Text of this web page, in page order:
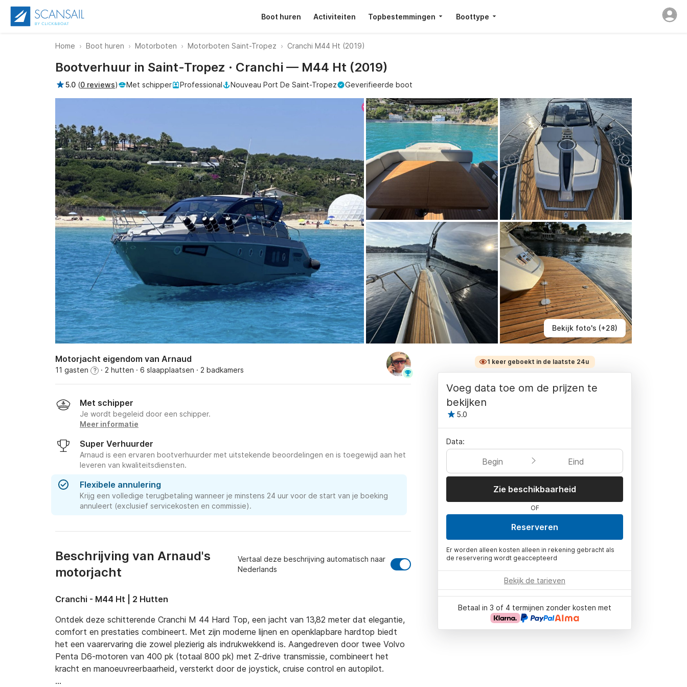
Boot huren Activiteiten Topbestemmingen Boottype
Home Boot huren Motorboten Motorboten Saint-Tropez Cranchi M44 Ht (2019)
Bekijk foto's (+28)
Bootverhuur in Saint-Tropez · Cranchi — M44 Ht (2019)
5.0 (0 reviews) Met schipper Professional Nouveau Port De Saint-Tropez Geverifieerde boot
Motorjacht eigendom van Arnaud
11 gasten ? · 2 hutten · 6 slaapplaatsen · 2 badkamers
Met schipper
Je wordt begeleid door een schipper.
Meer informatie
Super Verhuurder
Arnaud is een ervaren bootverhuurder met uitstekende beoordelingen en is toegewijd aan het
leveren van kwaliteitsdiensten.
Flexibele annulering
Krijg een volledige terugbetaling wanneer je minstens 24 uur voor de start van je boeking
annuleert (exclusief servicekosten en commissie).
Beschrijving van Arnaud's
motorjacht
Vertaal deze beschrijving automatisch naar
Nederlands
Cranchi - M44 Ht | 2 Hutten
Ontdek deze schitterende Cranchi M 44 Hard Top, een jacht van 13,82 meter dat elegantie,
comfort en prestaties combineert. Met zijn moderne lijnen en openklapbare hardtop biedt
het een vaarervaring die zowel plezierig als indrukwekkend is. Aangedreven door twee Volvo
Penta D6-motoren van 400 pk (totaal 800 pk) met Z-drive transmissie, combineert het
kracht en manoeuvreerbaarheid, versterkt door de joystick, cruise control en autopilot.
1 keer geboekt in de laatste 24u
Voeg data toe om de prijzen te
bekijken
5.0
Data:
Begin Eind
Zie beschikbaarheid
OF
Reserveren
Er worden alleen kosten alleen in rekening gebracht als
de reservering wordt geaccepteerd
Bekijk de tarieven
Betaal in 3 of 4 termijnen zonder kosten met